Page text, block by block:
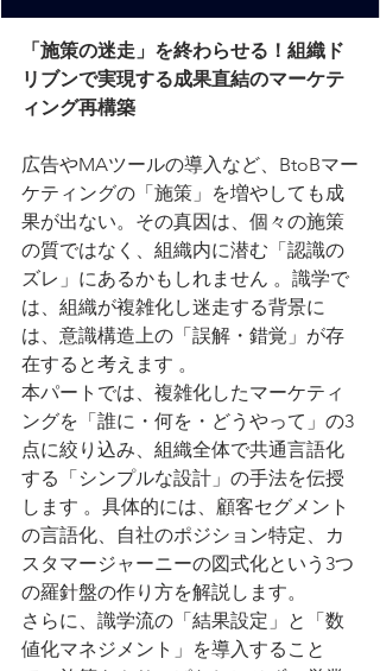
「施策の迷走」を終わらせる！組織ド
リブンで実現する成果直結のマーケテ
ィング再構築
広告やMAツールの導入など、BtoBマー
ケティングの「施策」を増やしても成
果が出ない。その真因は、個々の施策
の質ではなく、組織内に潜む「認識の
ズレ」にあるかもしれません 。識学で
は、組織が複雑化し迷走する背景に
は、意識構造上の「誤解・錯覚」が存
在すると考えます 。
本パートでは、複雑化したマーケティ
ングを「誰に・何を・どうやって」の3
点に絞り込み、組織全体で共通言語化
する「シンプルな設計」の手法を伝授
します 。具体的には、顧客セグメント
の言語化、自社のポジション特定、カ
スタマージャーニーの図式化という3つ
の羅針盤の作り方を解説します。
さらに、識学流の「結果設定」と「数
値化マネジメント」を導入すること